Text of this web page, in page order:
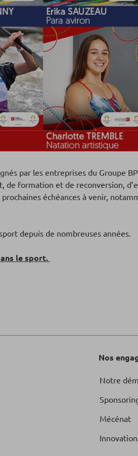
par les entreprises du Groupe
de formation et de reconversion,
échéances à venir,
depuis de nombreuses années.
le sport.
Nos
Notre
Mécénat